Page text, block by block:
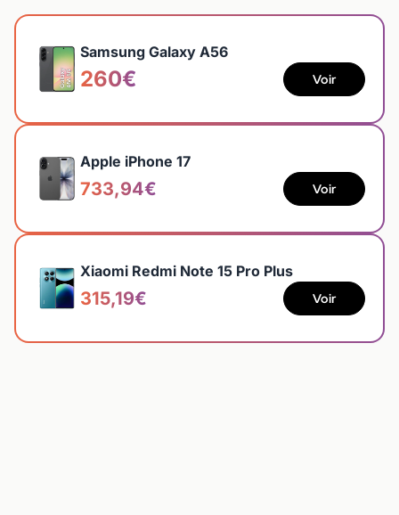
Samsung Galaxy A56
260€ Voir
Apple iPhone 17
733,94€ Voir
Xiaomi Redmi Note 15 Pro Plus
315,19€ Voir